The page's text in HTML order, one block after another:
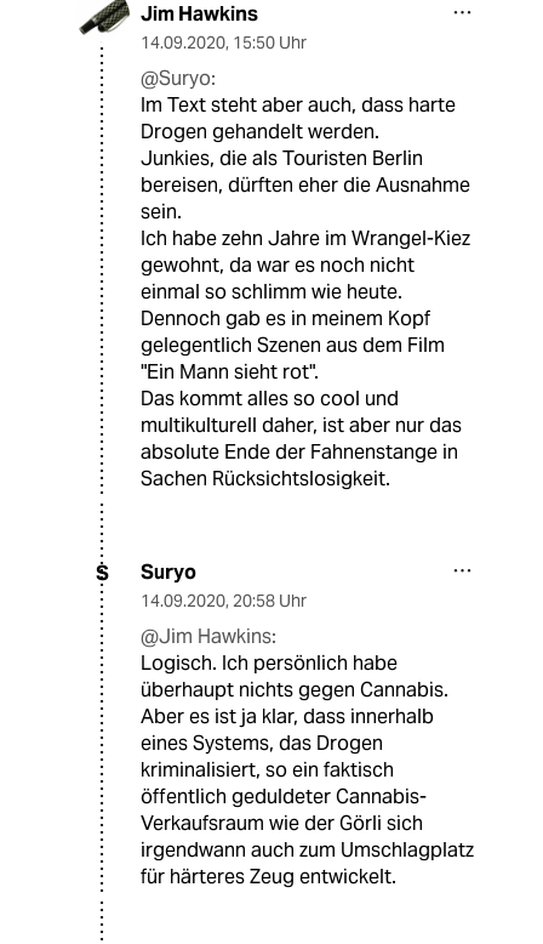
Jim Hawkins
14.09.2020, 15:50 Uhr
@Suryo:
Im Text steht aber auch, dass harte
Drogen gehandelt werden.
Junkies, die als Touristen Berlin
bereisen, dürften eher die Ausnahme
sein.
Ich habe zehn Jahre im Wrangel-Kiez
gewohnt, da war es noch nicht
einmal so schlimm wie heute.
Dennoch gab es in meinem Kopf
gelegentlich Szenen aus dem Film
"Ein Mann sieht rot".
Das kommt alles so cool und
multikulturell daher, ist aber nur das
absolute Ende der Fahnenstange in
Sachen Rücksichtslosigkeit.
S Suryo
14.09.2020, 20:58 Uhr
@Jim Hawkins:
Logisch. Ich persönlich habe
überhaupt nichts gegen Cannabis.
Aber es ist ja klar, dass innerhalb
eines Systems, das Drogen
kriminalisiert, so ein faktisch
öffentlich geduldeter Cannabis-
Verkaufsraum wie der Görli sich
irgendwann auch zum Umschlagplatz
für härteres Zeug entwickelt.